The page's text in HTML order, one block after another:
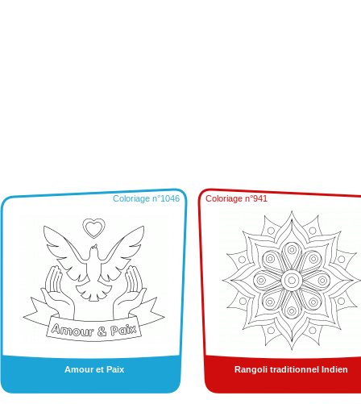
Coloriage n°1046
Amour et Paix
Coloriage n°941
Rangoli traditionnel Indien